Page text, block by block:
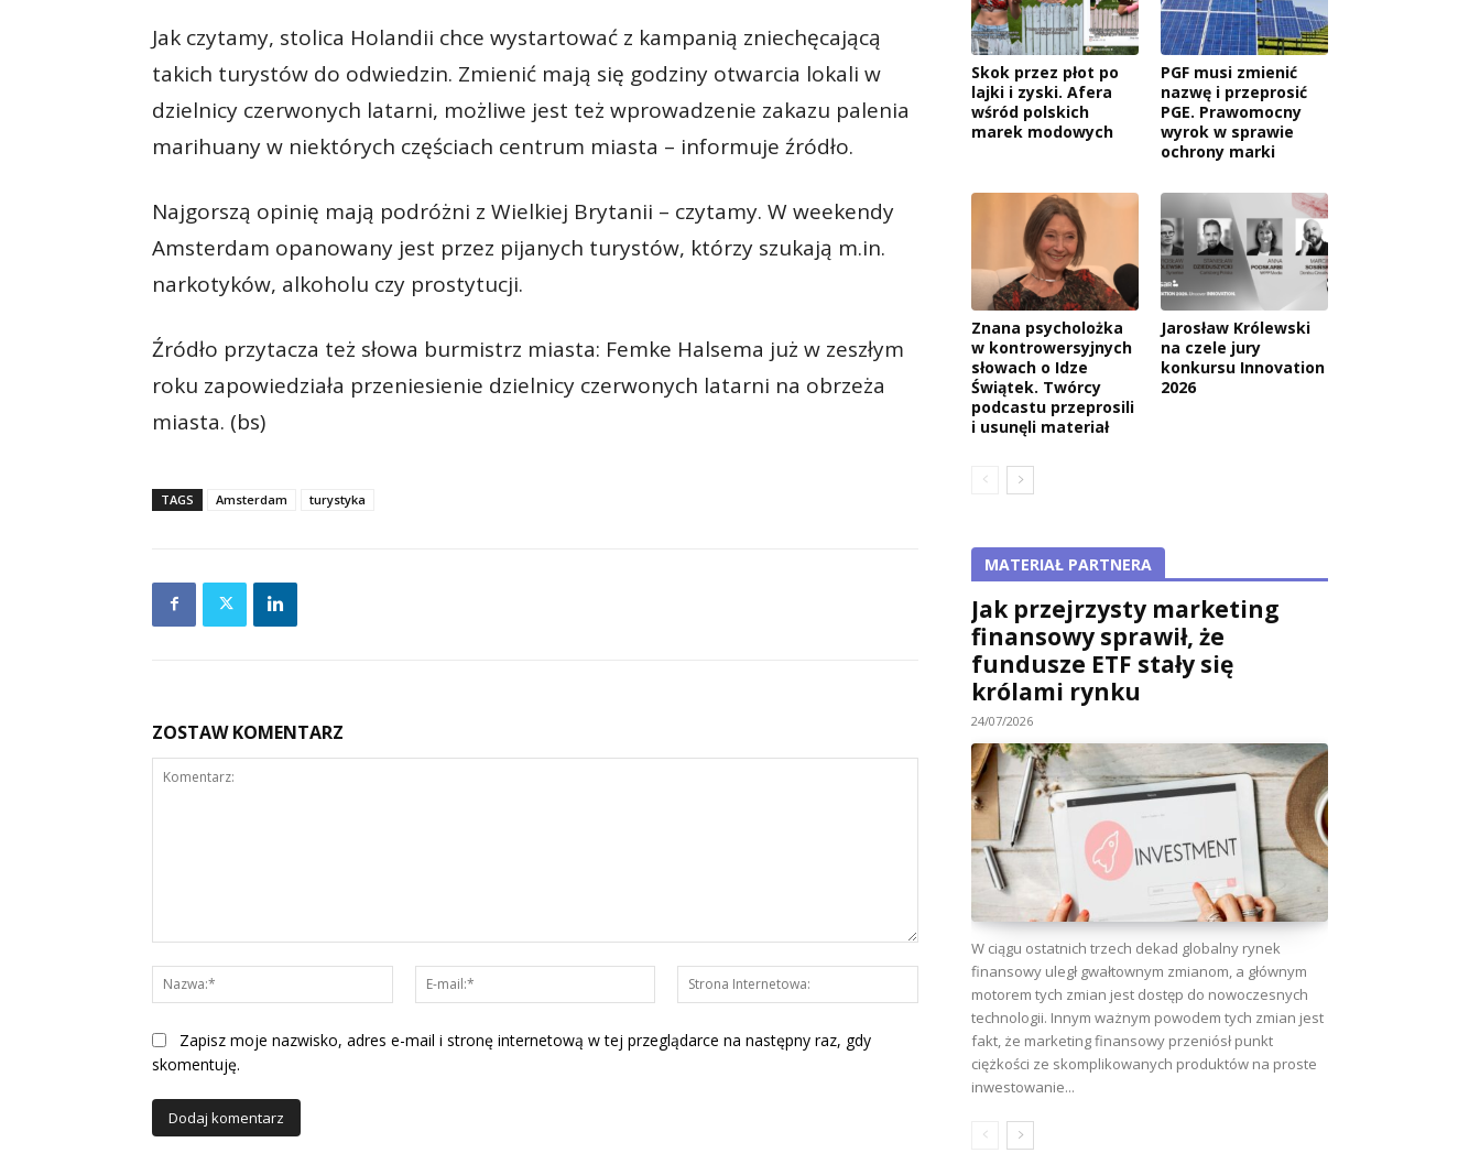
Jak czytamy, stolica Holandii chce wystartować z kampanią zniechęcającą
takich turystów do odwiedzin. Zmienić mają się godziny otwarcia lokali w
dzielnicy czerwonych latarni, możliwe jest też wprowadzenie zakazu palenia
marihuany w niektórych częściach centrum miasta – informuje źródło.
Najgorszą opinię mają podróżni z Wielkiej Brytanii – czytamy. W weekendy
Amsterdam opanowany jest przez pijanych turystów, którzy szukają m.in.
narkotyków, alkoholu czy prostytucji.
Źródło przytacza też słowa burmistrz miasta: Femke Halsema już w zeszłym
roku zapowiedziała przeniesienie dzielnicy czerwonych latarni na obrzeża
miasta. (bs)
TAGS Amsterdam turystyka
ZOSTAW KOMENTARZ
Nazwa:*
mail:*
Internetowa:
Zapisz moje nazwisko, adres e-mail i stronę internetową w tej przeglądarce na następny raz, gdy
skomentuję.
Skok przez płot po
lajki i zyski. Afera
wśród polskich
marek modowych
PGF musi zmienić
nazwę i przeprosić
PGE. Prawomocny
wyrok w sprawie
ochrony marki
Znana psycholożka
w kontrowersyjnych
słowach o Idze
Świątek. Twórcy
podcastu przeprosili
i usunęli materiał
Jarosław Królewski
na czele jury
konkursu Innovation
2026
MATERIAŁ PARTNERA
Jak przejrzysty marketing
finansowy sprawił, że
fundusze ETF stały się
królami rynku
24/07/2026
W ciągu ostatnich trzech dekad globalny rynek
finansowy uległ gwałtownym zmianom, a głównym
motorem tych zmian jest dostęp do nowoczesnych
technologii. Innym ważnym powodem tych zmian jest
fakt, że marketing finansowy przeniósł punkt
ciężkości ze skomplikowanych produktów na proste
inwestowanie...